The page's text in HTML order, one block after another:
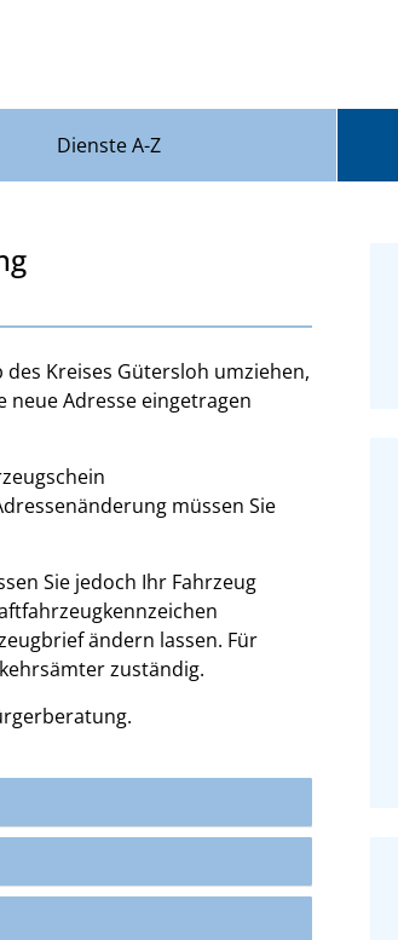
Dienste A-Z
Kreises Gütersloh umziehen,
neue Adresse eingetragen
müssen Sie
Sie jedoch Ihr Fahrzeug
ändern lassen. Für
zuständig.